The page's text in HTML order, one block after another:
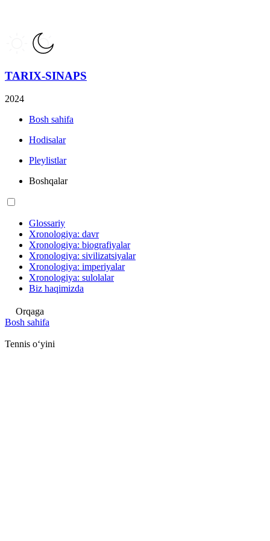
TARIX-SINAPS
2024
Bosh sahifa
Hodisalar
Pleylistlar
Boshqalar
Glossariy
Xronologiya: davr
Xronologiya: biografiyalar
Xronologiya: sivilizatsiyalar
Xronologiya: imperiyalar
Xronologiya: sulolalar
Biz haqimizda
Orqaga
Bosh sahifa
Tennis oʻyini